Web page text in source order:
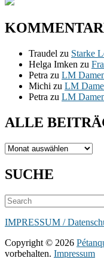
Traudel zu Starke
Helga Imken zu
Petra zu LM
Michi zu LM
Petra zu LM
ALLE
ALLE
SUCHE
Suchen
nach:
IMPRESSUM /
Copyright © 2026
vorbehalten. Impressum